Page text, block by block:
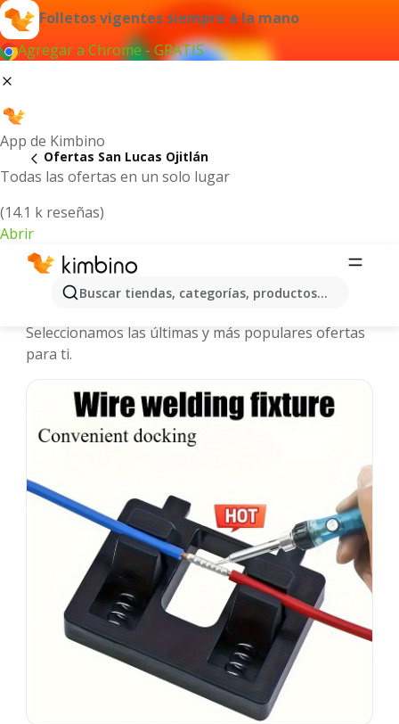
Folletos vigentes siempre a la mano
Agregar a Chrome - GRATIS
App de Kimbino
Todas las ofertas en un solo lugar
(14.1 k reseñas)
Abrir
Buscar tiendas, categorías, productos...
Ofertas San Lucas Ojitlán
San Lucas Ojitlán - Folletos y ofertas
Seleccionamos las últimas y más populares ofertas
para ti.